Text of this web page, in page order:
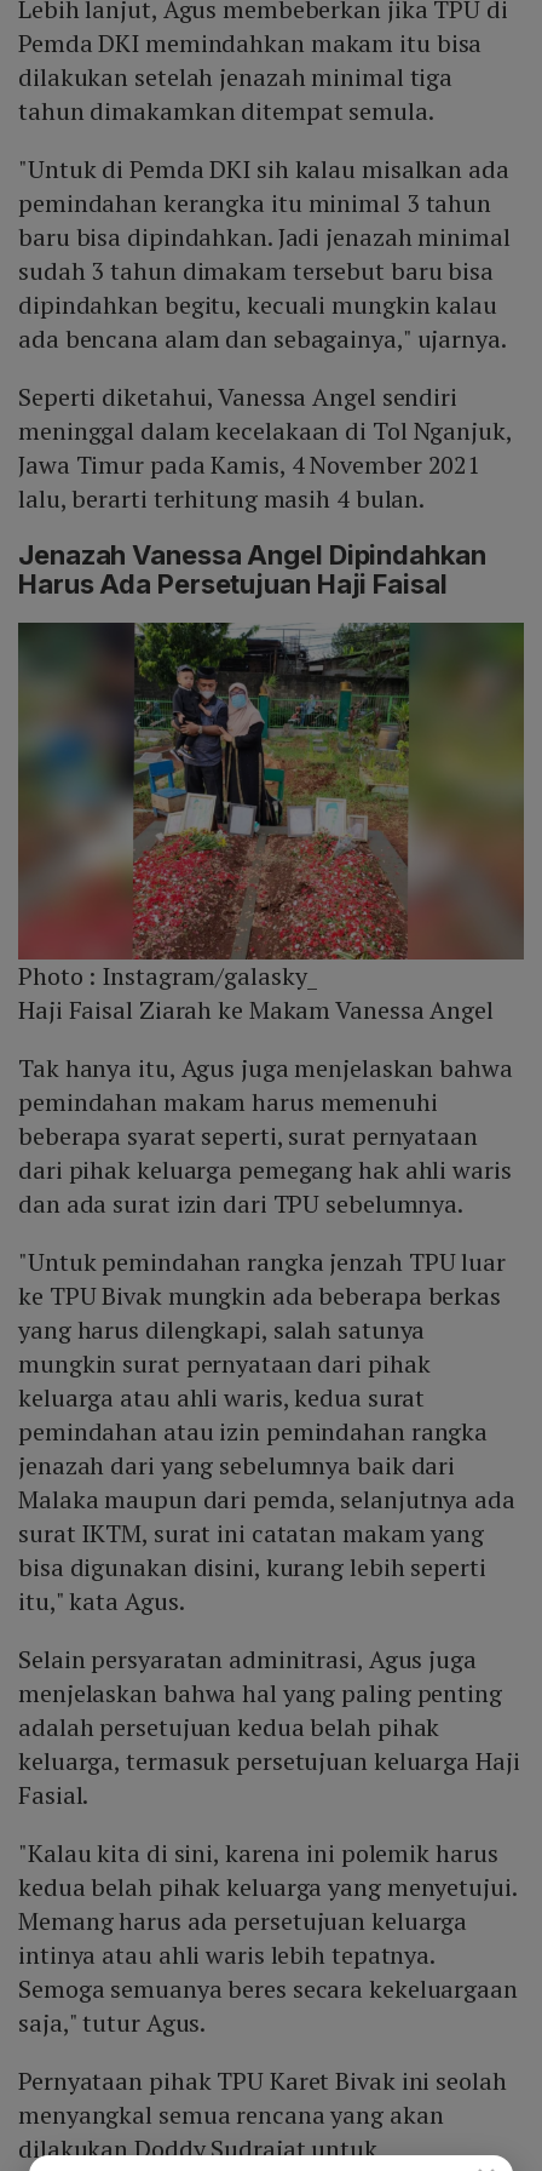
Lebih lanjut, Agus membeberkan jika TPU di
Pemda DKI memindahkan makam itu bisa
dilakukan setelah jenazah minimal tiga
tahun dimakamkan ditempat semula.
"Untuk di Pemda DKI sih kalau misalkan ada
pemindahan kerangka itu minimal 3 tahun
baru bisa dipindahkan. Jadi jenazah minimal
sudah 3 tahun dimakam tersebut baru bisa
dipindahkan begitu, kecuali mungkin kalau
ada bencana alam dan sebagainya," ujarnya.
Seperti diketahui, Vanessa Angel sendiri
meninggal dalam kecelakaan di Tol Nganjuk,
Jawa Timur pada Kamis, 4 November 2021
lalu, berarti terhitung masih 4 bulan.
Jenazah Vanessa Angel Dipindahkan
Harus Ada Persetujuan Haji Faisal
Photo : Instagram/galasky_
Haji Faisal Ziarah ke Makam Vanessa Angel
Tak hanya itu, Agus juga menjelaskan bahwa
pemindahan makam harus memenuhi
beberapa syarat seperti, surat pernyataan
dari pihak keluarga pemegang hak ahli waris
dan ada surat izin dari TPU sebelumnya.
"Untuk pemindahan rangka jenzah TPU luar
ke TPU Bivak mungkin ada beberapa berkas
yang harus dilengkapi, salah satunya
mungkin surat pernyataan dari pihak
keluarga atau ahli waris, kedua surat
pemindahan atau izin pemindahan rangka
jenazah dari yang sebelumnya baik dari
Malaka maupun dari pemda, selanjutnya ada
surat IKTM, surat ini catatan makam yang
bisa digunakan disini, kurang lebih seperti
itu," kata Agus.
Selain persyaratan adminitrasi, Agus juga
menjelaskan bahwa hal yang paling penting
adalah persetujuan kedua belah pihak
keluarga, termasuk persetujuan keluarga Haji
Fasial.
"Kalau kita di sini, karena ini polemik harus
kedua belah pihak keluarga yang menyetujui.
Memang harus ada persetujuan keluarga
intinya atau ahli waris lebih tepatnya.
Semoga semuanya beres secara kekeluargaan
saja," tutur Agus.
Pernyataan pihak TPU Karet Bivak ini seolah
menyangkal semua rencana yang akan
dilakukan Doddy Sudrajat untuk